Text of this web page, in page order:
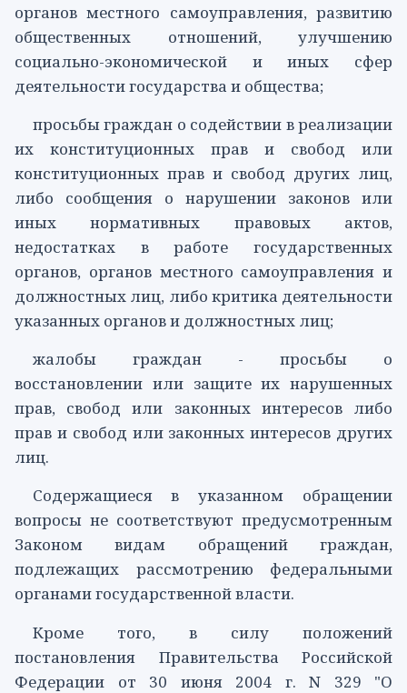
органов местного самоуправления, развитию
общественных отношений, улучшению
социально-экономической и иных сфер
деятельности государства и общества;
просьбы граждан о содействии в реализации
их конституционных прав и свобод или
конституционных прав и свобод других лиц,
либо сообщения о нарушении законов или
иных нормативных правовых актов,
недостатках в работе государственных
органов, органов местного самоуправления и
должностных лиц, либо критика деятельности
указанных органов и должностных лиц;
жалобы граждан - просьбы о
восстановлении или защите их нарушенных
прав, свобод или законных интересов либо
прав и свобод или законных интересов других
лиц.
Содержащиеся в указанном обращении
вопросы не соответствуют предусмотренным
Законом видам обращений граждан,
подлежащих рассмотрению федеральными
органами государственной власти.
Кроме того, в силу положений
постановления Правительства Российской
Федерации от 30 июня 2004 г. N 329 "О